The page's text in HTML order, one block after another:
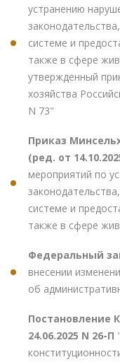
устранению
системе и
также в сфере
утвержденный
хозяйства
N 73"
Приказ
(ред. от
мероприятий по
системе и
также в сфере
Федеральный
внесении
об
Постановление
24.06.2025 N 26-П